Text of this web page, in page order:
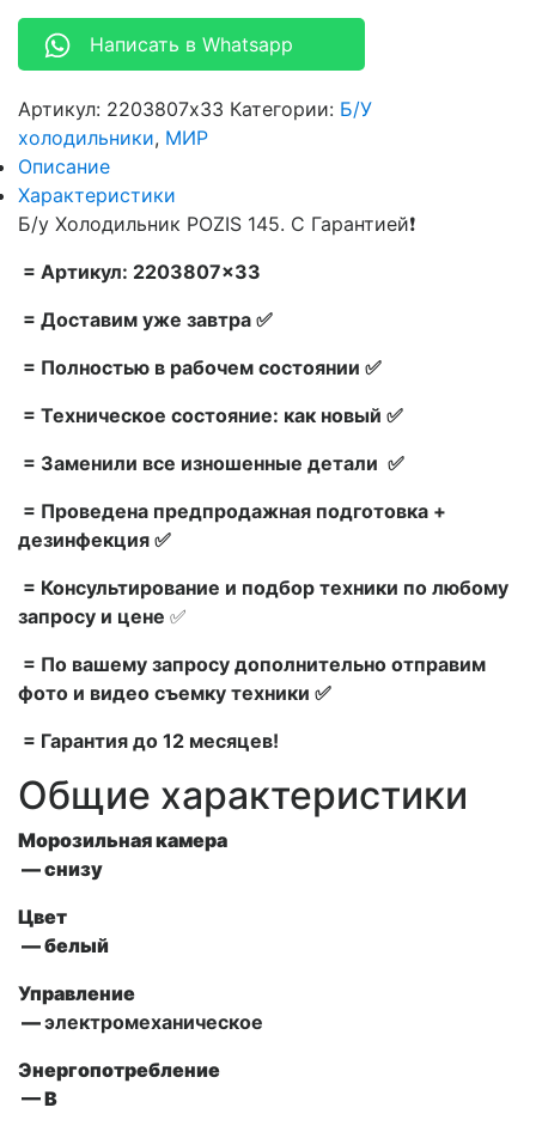
Написать в Whatsapp
Артикул: 2203807x33 Категории: Б/У
холодильники, МИР
Описание
Характеристики
Б/у Холодильник POZIS 145. С Гарантией❗
= Артикул: 2203807×33
= Доставим уже завтра ✅
= Полностью в рабочем состоянии ✅
= Техническое состояние: как новый ✅
= Заменили все изношенные детали ✅
= Проведена предпродажная подготовка +
дезинфекция ✅
= Консультирование и подбор техники по любому
запросу и цене ✅
= По вашему запросу дополнительно отправим
фото и видео съемку техники ✅
= Гарантия до 12 месяцев!
Общие характеристики
Морозильная камера
— снизу
Цвет
— белый
Управление
—электромеханическое
Энергопотребление
— В